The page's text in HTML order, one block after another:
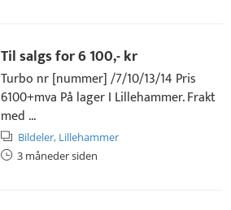
Til salgs for6 100,- kr
Turbo nr [nummer] /7/10/13/14 Pris
6100+mva På lager I Lillehammer. Frakt
med ...
Bildeler, Lillehammer
3 måneder siden